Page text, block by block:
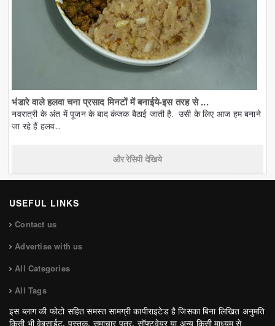
भंडारे वाले हलवा चना प्रसाद मिनटों में बनाईये-इस तरह से ...
नवरात्री के अंत में पूजन के बाद कंजक बैठाई जाती है. उसी के लिए आज हम बनाने
जा रहे हैं हलव...
और रेसिपी देखिये
USEFUL LINKS
Contact us
Advertise with us
All Categories
All Tags
इस ब्लाग की फोटो सहित समस्त सामग्री कापीराइटेड है जिसका बिना लिखित अनुमति
किसी भी वेबसाईट, पुस्तक, समाचार पत्र, सॉफ्टवेयर या अन्य किसी माध्यम से